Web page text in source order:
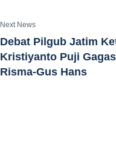
Next News
Debat Pilgub Jatim
Kristiyanto Puji
Risma-Gus Hans